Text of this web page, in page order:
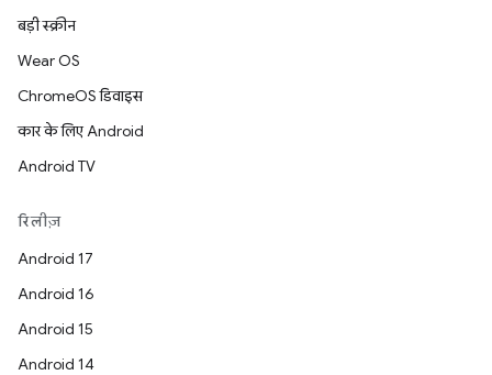
बड़ी स्क्रीन
Wear OS
ChromeOS डिवाइस
कार के लिए Android
Android TV
रिलीज़
Android 17
Android 16
Android 15
Android 14